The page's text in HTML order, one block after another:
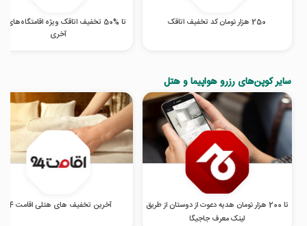
250 هزار تومان کد تخفیف اتاقک
تا %50 تخفیف اتاقک ویژه اقامتگاه‌های
آخری
سایر کوپن‌های رزرو هواپیما و هتل
تا 200 هزار تومان هدیه دعوت از دوستان از طریق
لینک معرف جاجیگا
آخرین تخفیف های هتلی اقامت 24